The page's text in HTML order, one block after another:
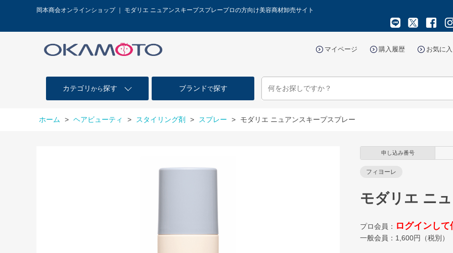
岡本商会オンラインショップ ｜ モダリエ ニュアンスキープスプレープロの方向け美容商材卸売サイト
マイページ 購入履歴 お気に
カテゴリ から探す ブランドで探す
ホーム > ヘアビューティ > スタイリング剤 > スプレー > モダリエ ニュアンスキープスプレー
申し込み番号
フィヨーレ
モダリエ ニ
プロ会員： ログインし
一般会員： 1,600円（税別）